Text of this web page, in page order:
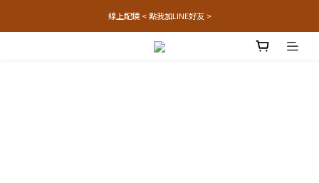
線上配鏡 < 點我加LINE好友 >